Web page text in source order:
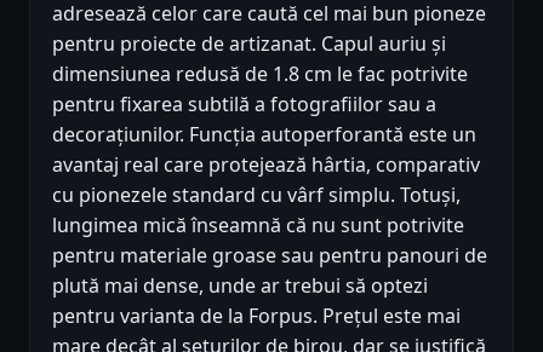
adresează celor care caută cel mai bun pioneze
pentru proiecte de artizanat. Capul auriu și
dimensiunea redusă de 1.8 cm le fac potrivite
pentru fixarea subtilă a fotografiilor sau a
decorațiunilor. Funcția autoperforantă este un
avantaj real care protejează hârtia, comparativ
cu pionezele standard cu vârf simplu. Totuși,
lungimea mică înseamnă că nu sunt potrivite
pentru materiale groase sau pentru panouri de
plută mai dense, unde ar trebui să optezi
pentru varianta de la Forpus. Prețul este mai
mare decât al seturilor de birou, dar se justifică